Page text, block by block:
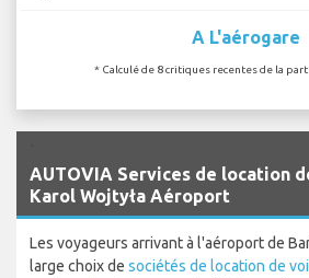
A L'aérogare
* Calculé de 8 critiques recentes de la
AUTOVIA Services de location
Karol Wojtyła Aéroport
Les voyageurs arrivant à l'aéroport de
large choix de sociétés de location de